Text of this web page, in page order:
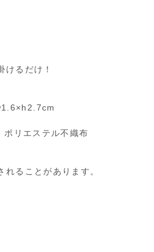
けるだけ！
ポリエステル不織布
ることがあります。